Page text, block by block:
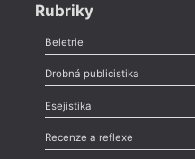
Rubriky
Beletrie
Poezie,Próza,Dokumenty
Drobná publicistika
Odlesk
Nekrolog,Glosa,Sloupek,
Esejistika
Esej , Pádlo,Úvaha
Recenze a reflexe